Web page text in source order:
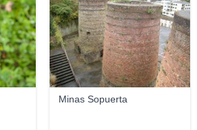
Minas Sopuerta